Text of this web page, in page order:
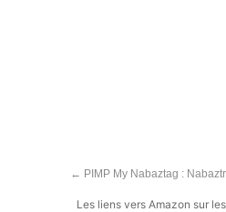
← PIMP My Nabaztag :
Les liens vers Amazon sur